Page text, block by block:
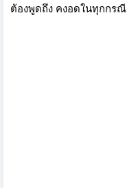
ต้องพูดถึง คงอดในทุกกรณี